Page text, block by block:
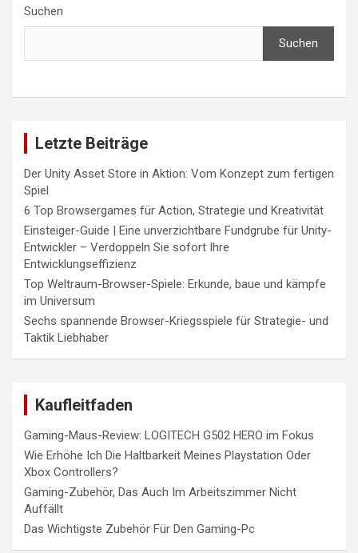
Suchen
Suchen
Letzte Beiträge
Der Unity Asset Store in Aktion: Vom Konzept zum fertigen
Spiel
6 Top Browsergames für Action, Strategie und Kreativität
Einsteiger-Guide | Eine unverzichtbare Fundgrube für Unity-
Entwickler – Verdoppeln Sie sofort Ihre
Entwicklungseffizienz
Top Weltraum-Browser-Spiele: Erkunde, baue und kämpfe
im Universum
Sechs spannende Browser-Kriegsspiele für Strategie- und
Taktik Liebhaber
Kaufleitfaden
Gaming-Maus-Review: LOGITECH G502 HERO im Fokus
Wie Erhöhe Ich Die Haltbarkeit Meines Playstation Oder
Xbox Controllers?
Gaming-Zubehör, Das Auch Im Arbeitszimmer Nicht
Auffällt
Das Wichtigste Zubehör Für Den Gaming-Pc